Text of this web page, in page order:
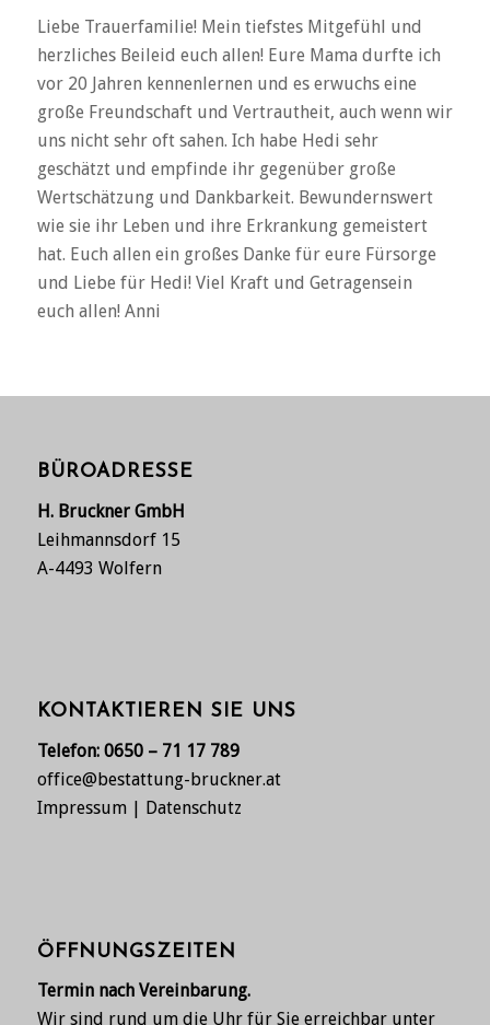
Liebe Trauerfamilie! Mein tiefstes Mitgefühl und
herzliches Beileid euch allen! Eure Mama durfte ich
vor 20 Jahren kennenlernen und es erwuchs eine
große Freundschaft und Vertrautheit, auch wenn wir
uns nicht sehr oft sahen. Ich habe Hedi sehr
geschätzt und empfinde ihr gegenüber große
Wertschätzung und Dankbarkeit. Bewundernswert
wie sie ihr Leben und ihre Erkrankung gemeistert
hat. Euch allen ein großes Danke für eure Fürsorge
und Liebe für Hedi! Viel Kraft und Getragensein
euch allen! Anni
BÜROADRESSE
H. Bruckner GmbH
Leihmannsdorf 15
A-4493 Wolfern
KONTAKTIEREN SIE UNS
Telefon: 0650 – 71 17 789
office@bestattung-bruckner.at
Impressum| Datenschutz
ÖFFNUNGSZEITEN
Termin nach Vereinbarung.
Wir sind rund um die Uhr für Sie erreichbar unter